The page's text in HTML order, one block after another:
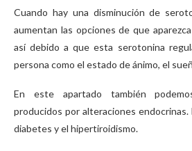
Cuando hay una disminución de
aumentan las opciones de que
así debido a que esta serotonina
persona como el estado de ánimo, el
En este apartado también
producidos por alteraciones endocrinas.
diabetes y el hipertiroidismo.